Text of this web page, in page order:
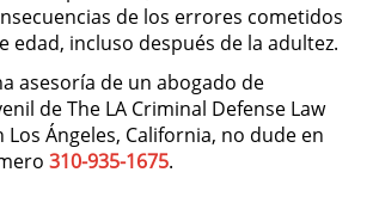
DUI
Reckless
Offense DUI
de los errores cometidos
edad, incluso después de la adultez.
asesoría de un abogado de
de The LA Criminal Defense Law
Los Ángeles, California, no dude en
310-935-1675.